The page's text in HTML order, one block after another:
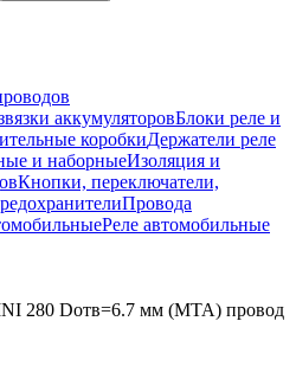
аккумуляторовБлоки реле и
коробкиДержатели реле
и наборныеИзоляция и
Кнопки, переключатели,
Провода
Реле автомобильные
280 Dотв=6.7 мм (MTA) провод